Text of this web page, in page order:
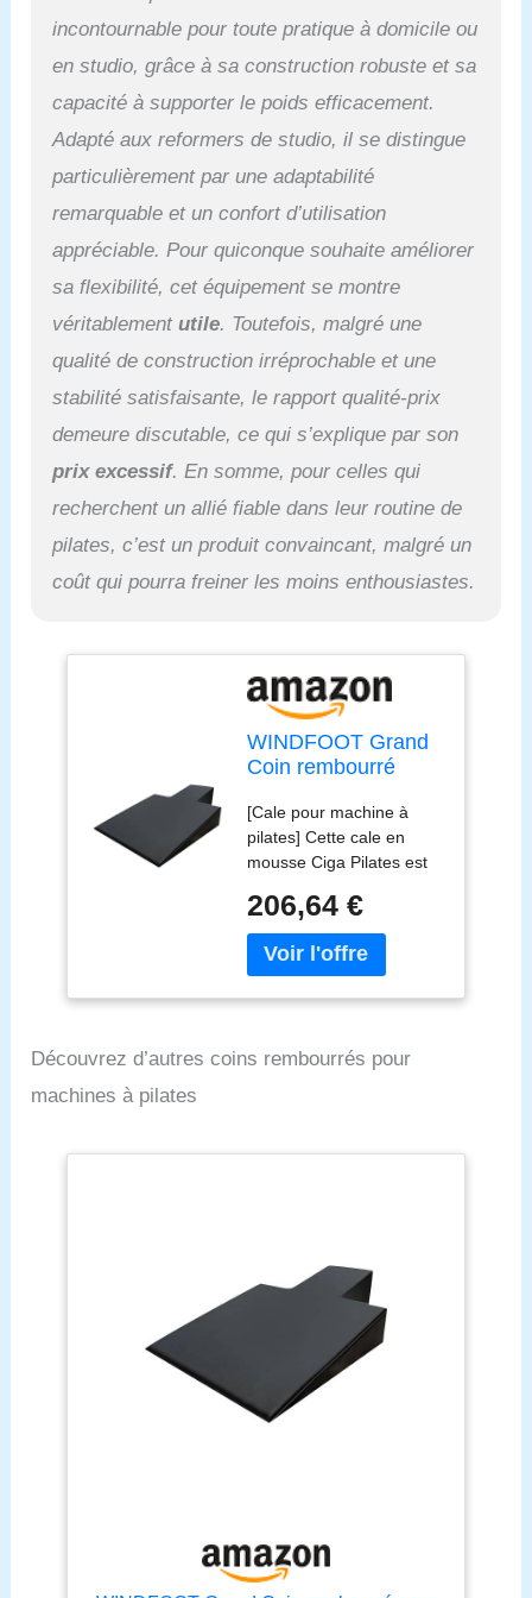
housse de haute qualité
est assez ferme pour être
à la fois confortable et
offrant un bon soutien.
[S'adapte à la plupart des
machines de Pilates] Le
design unique rend notre
grande cale rembourrée
qui peut facilement
s'adapter à la plupart des
le marché. [Excite Pilates
Workout Journey] Avec
rembourrée, votre
exercice de Pilates sera
l'inclinaison idéale de
13,5 degrés ajoute un
exercices de Pilates, ou
utile pour les clients
l'épaule ou au cou ou
incontournable pour toute pratique à domicile ou
en studio, grâce à sa construction robuste et sa
capacité à supporter le poids efficacement.
Adapté aux reformers de studio, il se distingue
particulièrement par une adaptabilité
remarquable et un confort d’utilisation
appréciable. Pour quiconque souhaite améliorer
sa flexibilité, cet équipement se montre
véritablementutile. Toutefois, malgré une
qualité de construction irréprochable et une
stabilité satisfaisante, le rapport qualité-prix
demeure discutable, ce qui s’explique par son
prix excessif. En somme, pour celles qui
recherchent un allié fiable dans leur routine de
pilates, c’est un produit convaincant, malgré un
coût qui pourra freiner les moins enthousiastes.
WINDFOOT Grand
Coin rembourré
Pilates, équipement
de Fitness pour
Pilates, Accessoires
pour Exercices au
Sol, idéal pour la
Maison et Le Studio.
[Cale pour machine à
pilates] Cette cale en
mousse Ciga Pilates est
les entraînements de
Pilates à domicile, elle
vous aide à développer et
Pilates. [Cale de Pilates
rééducation pour tous les
clients de niveau de
remise en forme et les
femmes enceintes.
Construction de qualité
supérieure : notre
équipement de Pilates
est assez ferme pour être
à la fois confortable et
206,64 €
Découvrez d’autres coins rembourrés pour
machines à pilates